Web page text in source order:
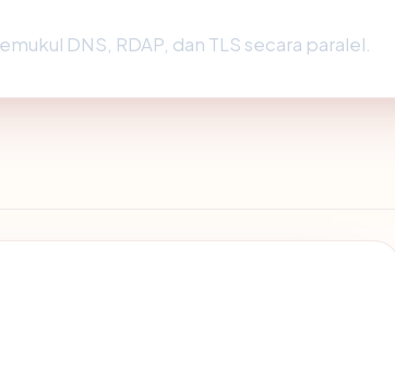
DNS, RDAP, dan TLS secara paralel.